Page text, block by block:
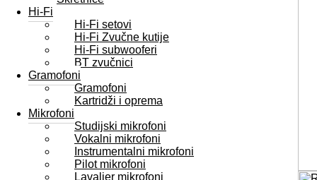
Hi-Fi
Hi-Fi setovi
Hi-Fi Zvučne kutije
Hi-Fi subwooferi
BT zvučnici
Gramofoni
Gramofoni
Kartridži i oprema
Mikrofoni
Studijski mikrofoni
Vokalni mikrofoni
Instrumentalni mikrofoni
Pilot mikrofoni
Lavalier mikrofoni